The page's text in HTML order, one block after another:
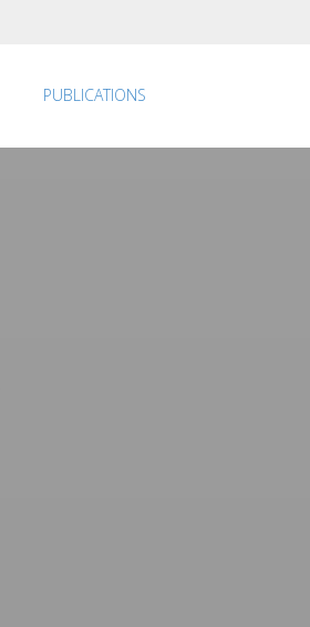
PUBLICATIONS